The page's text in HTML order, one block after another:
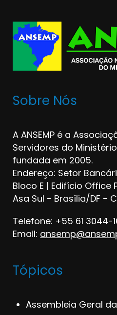
Sobre Nós
A ANSEMP é a
Servidores do
fundada em 2005.
Endereço: Setor
Bloco E | Edifício Office
Asa Sul - Brasília/DF -
Telefone: +55 61 3044-
Email:
Tópicos
Assembleia Geral da